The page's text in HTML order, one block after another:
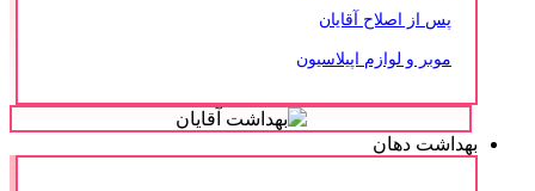
پس از اصلاح آقایان
موبر و لوازم اپیلاسیون
بهداشت دهان